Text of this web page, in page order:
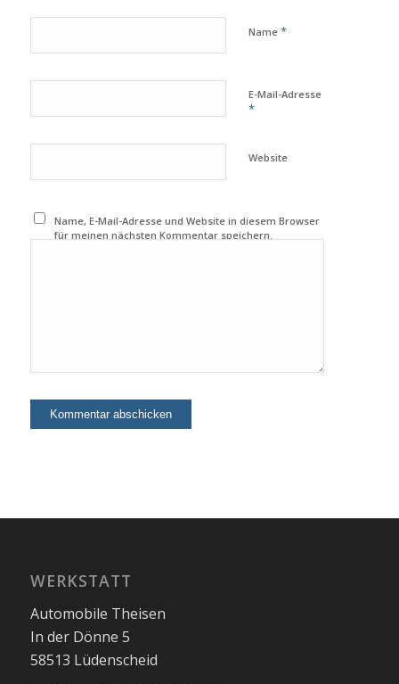
Name *
E-Mail-Adresse
*
Website
Name, E-Mail-Adresse und Website in diesem Browser
für meinen nächsten Kommentar speichern.
WERKSTATT
Automobile Theisen
In der Dönne 5
58513 Lüdenscheid